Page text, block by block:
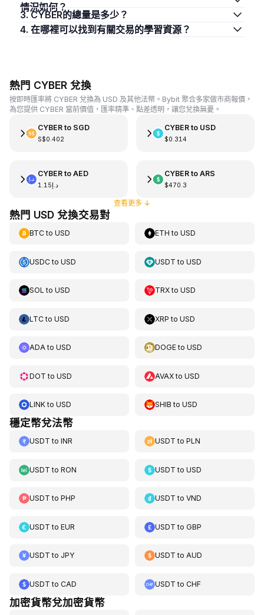
情況如何？
3. CYBER的總量是多少？
4. 在哪裡可以找到有關交易的學習資源？
熱門 CYBER 兌換
按即時匯率將 CYBER 兌換為 USD 及其他法幣。Bybit 聚合多家做市商報價，
為您提供 CYBER 當前價值，匯率精準、點差透明，讓您兌換無憂。
CYBERto SGD
S$0.402
CYBERto USD
$0.314
CYBERto AED
د.إ1.15
CYBERto ARS
$470.3
查看更多↓
熱門 USD 兌換交易對
BTCto USD ETH toUSD
USDCto USD USDT toUSD
SOL to USD TRXtoUSD
LTCto USD XRP toUSD
ADAto USD DOGEtoUSD
DOT to USD AVAXtoUSD
LINKto USD SHIB toUSD
穩定幣兌法幣
USDT to INR USDT toPLN
USDT to RON USDT toUSD
USDT to PHP USDT toVND
USDT to EUR USDT toGBP
USDT to JPY USDT toAUD
USDT to CAD USDT toCHF
加密貨幣兌加密貨幣